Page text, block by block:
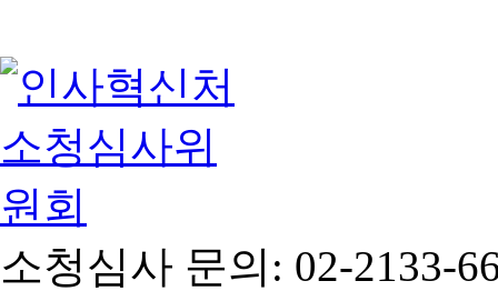
소청심사 문의: 02-2133-